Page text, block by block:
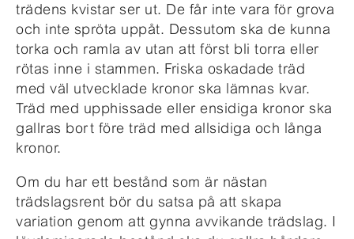
trädens kvistar ser ut. De får inte vara för grova
och inte spröta uppåt. Dessutom ska de kunna
torka och ramla av utan att först bli torra eller
rötas inne i stammen. Friska oskadade träd
med väl utvecklade kronor ska lämnas kvar.
Träd med upphissade eller ensidiga kronor ska
gallras bort före träd med allsidiga och långa
kronor.
Om du har ett bestånd som är nästan
trädslagsrent bör du satsa på att skapa
variation genom att gynna avvikande trädslag. I